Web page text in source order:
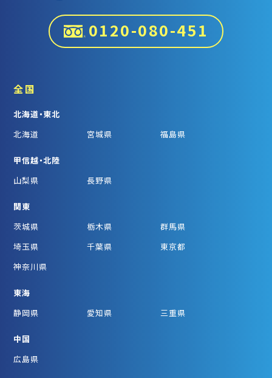
0120-080-451
全国
北海道・東北
北海道
宮城県 福島県
甲信越・北陸
山梨県
長野県
関東
茨城県
栃木県
群馬県
埼玉県
千葉県
東京都
神奈川県
東海
静岡県
愛知県 三重県
中国
広島県